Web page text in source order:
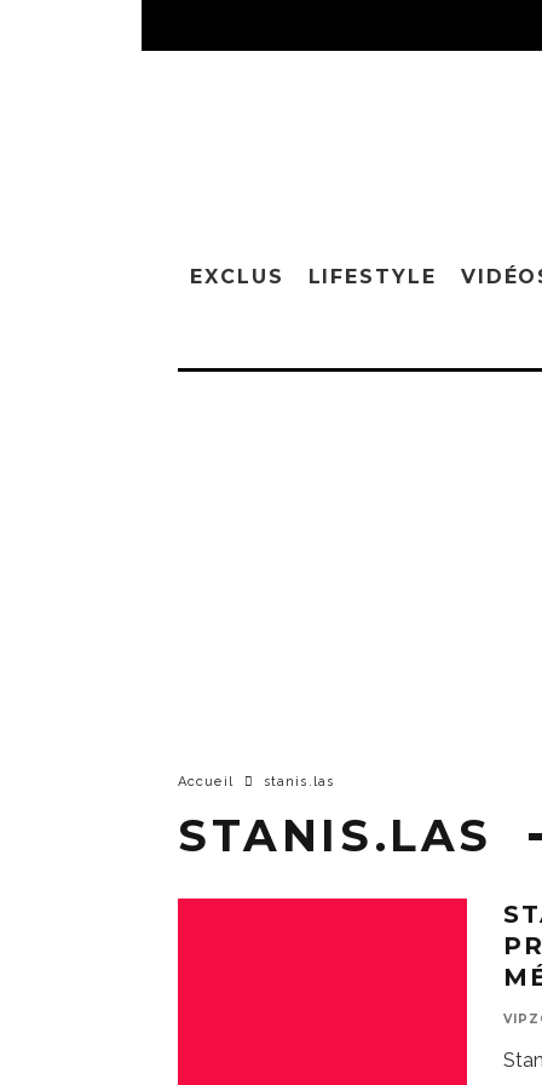
EXCLUS LIFESTYLE
Accueil stanis.las
STANIS.LAS